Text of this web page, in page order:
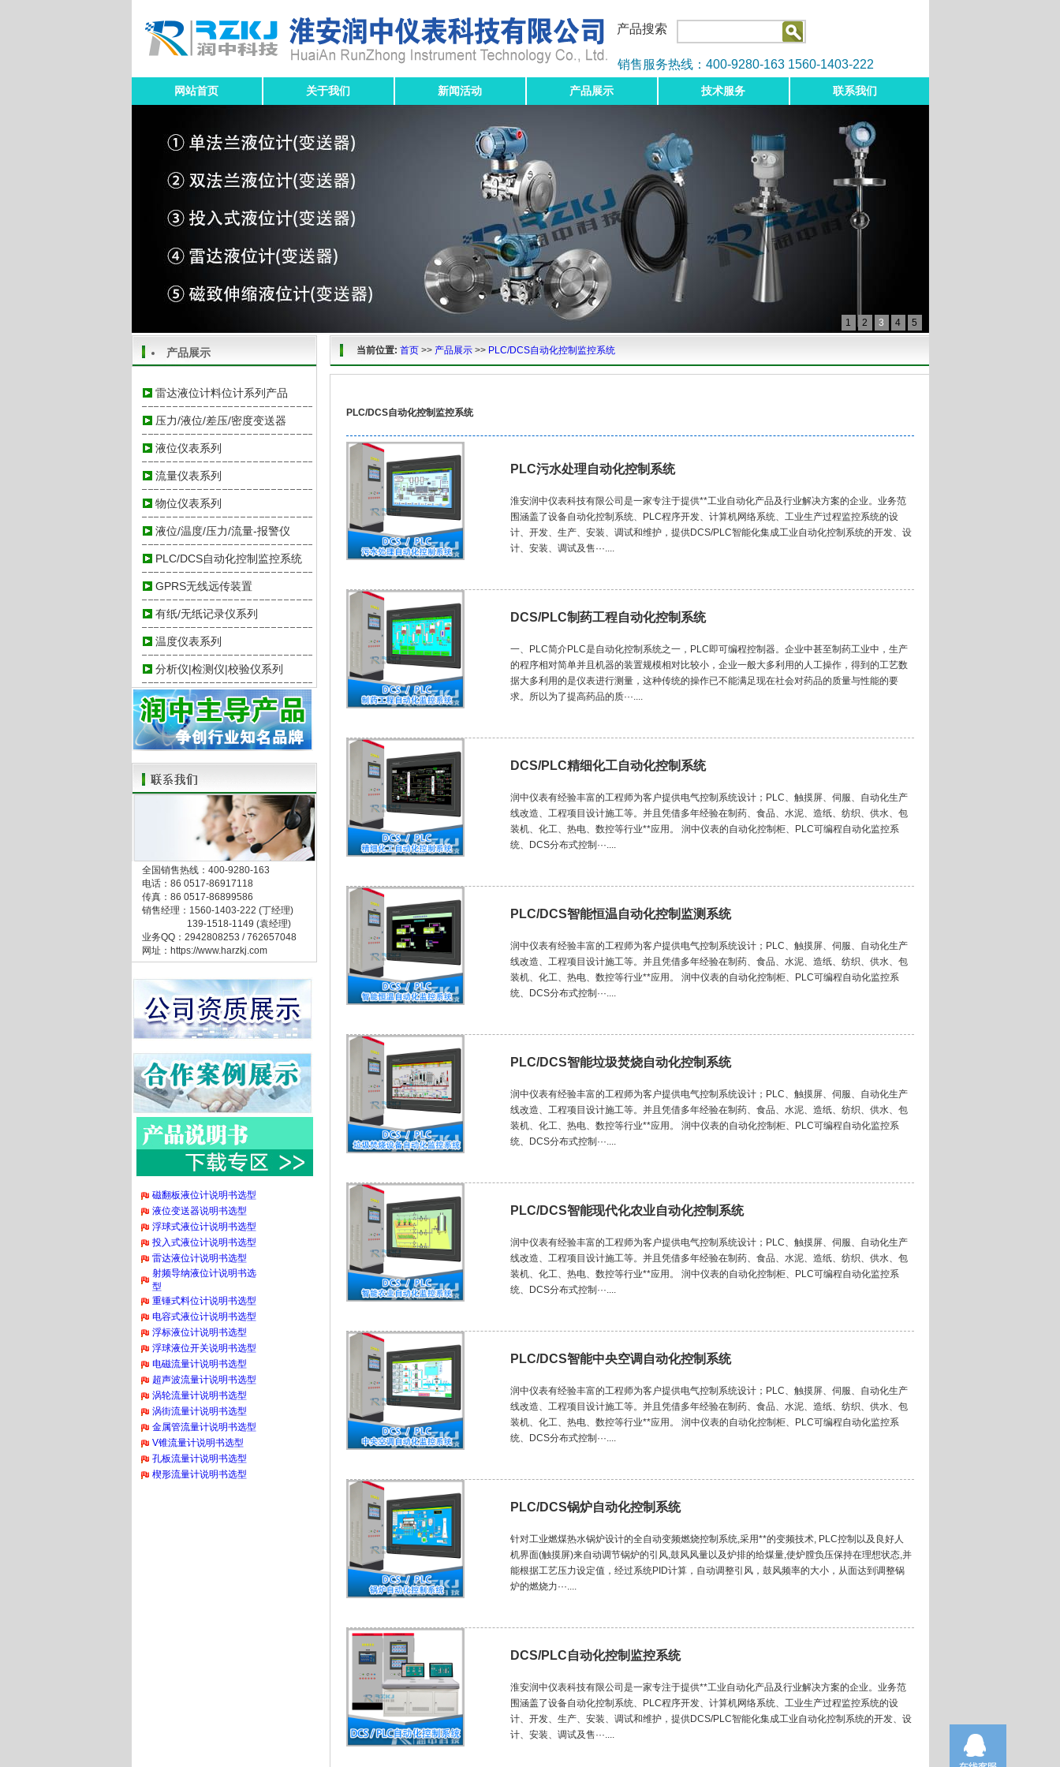
产品搜索
销售服务热线：400-9280-163 1560-1403-222
网站首页 关于我们 新闻活动 产品展示 技术服务 联系我们
1 2 3 4 5
产品展示
雷达液位计料位计系列产品
压力/液位/差压/密度变送器
液位仪表系列
流量仪表系列
物位仪表系列
液位/温度/压力/流量-报警仪
PLC/DCS自动化控制监控系统
GPRS无线远传装置
有纸/无纸记录仪系列
温度仪表系列
分析仪|检测仪|校验仪系列
全国销售热线：400-9280-163
电话：86 0517-86917118
传真：86 0517-86899586
销售经理：1560-1403-222 (丁经理)
139-1518-1149 (袁经理)
业务QQ：2942808253 / 762657048
网址：https://www.harzkj.com
磁翻板液位计说明书选型
液位变送器说明书选型
浮球式液位计说明书选型
投入式液位计说明书选型
雷达液位计说明书选型
射频导纳液位计说明书选
型
重锤式料位计说明书选型
电容式液位计说明书选型
浮标液位计说明书选型
浮球液位开关说明书选型
电磁流量计说明书选型
超声波流量计说明书选型
涡轮流量计说明书选型
涡街流量计说明书选型
金属管流量计说明书选型
V锥流量计说明书选型
孔板流量计说明书选型
楔形流量计说明书选型
当前位置: 首页>> 产品展示>> PLC/DCS自动化控制监控系统
PLC/DCS自动化控制监控系统
PLC污水处理自动化控制系统
淮安润中仪表科技有限公司是一家专注于提供**工业自动化产品及行业解决方案的企业。业务范
围涵盖了设备自动化控制系统、PLC程序开发、计算机网络系统、工业生产过程监控系统的设
计、开发、生产、安装、调试和维护，提供DCS/PLC智能化集成工业自动化控制系统的开发、设
计、安装、调试及售···....
DCS/PLC制药工程自动化控制系统
一、PLC简介PLC是自动化控制系统之一，PLC即可编程控制器。企业中甚至制药工业中，生产
的程序相对简单并且机器的装置规模相对比较小，企业一般大多利用的人工操作，得到的工艺数
据大多利用的是仪表进行测量，这种传统的操作已不能满足现在社会对药品的质量与性能的要
求。所以为了提高药品的质···....
DCS/PLC精细化工自动化控制系统
润中仪表有经验丰富的工程师为客户提供电气控制系统设计；PLC、触摸屏、伺服、自动化生产
线改造、工程项目设计施工等。并且凭借多年经验在制药、食品、水泥、造纸、纺织、供水、包
装机、化工、热电、数控等行业**应用。 润中仪表的自动化控制柜、PLC可编程自动化监控系
统、DCS分布式控制···....
PLC/DCS智能恒温自动化控制监测系统
润中仪表有经验丰富的工程师为客户提供电气控制系统设计；PLC、触摸屏、伺服、自动化生产
线改造、工程项目设计施工等。并且凭借多年经验在制药、食品、水泥、造纸、纺织、供水、包
装机、化工、热电、数控等行业**应用。 润中仪表的自动化控制柜、PLC可编程自动化监控系
统、DCS分布式控制···....
PLC/DCS智能垃圾焚烧自动化控制系统
润中仪表有经验丰富的工程师为客户提供电气控制系统设计；PLC、触摸屏、伺服、自动化生产
线改造、工程项目设计施工等。并且凭借多年经验在制药、食品、水泥、造纸、纺织、供水、包
装机、化工、热电、数控等行业**应用。 润中仪表的自动化控制柜、PLC可编程自动化监控系
统、DCS分布式控制···....
PLC/DCS智能现代化农业自动化控制系统
润中仪表有经验丰富的工程师为客户提供电气控制系统设计；PLC、触摸屏、伺服、自动化生产
线改造、工程项目设计施工等。并且凭借多年经验在制药、食品、水泥、造纸、纺织、供水、包
装机、化工、热电、数控等行业**应用。 润中仪表的自动化控制柜、PLC可编程自动化监控系
统、DCS分布式控制···....
PLC/DCS智能中央空调自动化控制系统
润中仪表有经验丰富的工程师为客户提供电气控制系统设计；PLC、触摸屏、伺服、自动化生产
线改造、工程项目设计施工等。并且凭借多年经验在制药、食品、水泥、造纸、纺织、供水、包
装机、化工、热电、数控等行业**应用。 润中仪表的自动化控制柜、PLC可编程自动化监控系
统、DCS分布式控制···....
PLC/DCS锅炉自动化控制系统
针对工业燃煤热水锅炉设计的全自动变频燃烧控制系统,采用**的变频技术, PLC控制以及良好人
机界面(触摸屏)来自动调节锅炉的引风,鼓风风量以及炉排的给煤量,使炉膛负压保持在理想状态,并
能根据工艺压力设定值，经过系统PID计算，自动调整引风，鼓风频率的大小，从面达到调整锅
炉的燃烧力···....
DCS/PLC自动化控制监控系统
淮安润中仪表科技有限公司是一家专注于提供**工业自动化产品及行业解决方案的企业。业务范
围涵盖了设备自动化控制系统、PLC程序开发、计算机网络系统、工业生产过程监控系统的设
计、开发、生产、安装、调试和维护，提供DCS/PLC智能化集成工业自动化控制系统的开发、设
计、安装、调试及售···....